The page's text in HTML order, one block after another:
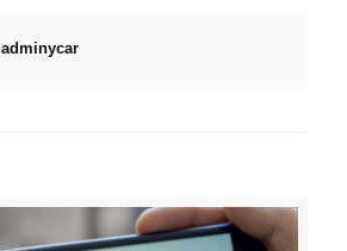
adminycar